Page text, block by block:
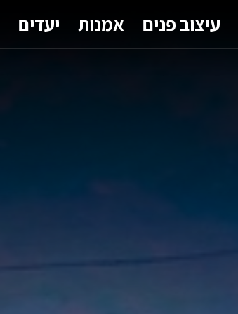
עיצוב פנים אמנות יעדים